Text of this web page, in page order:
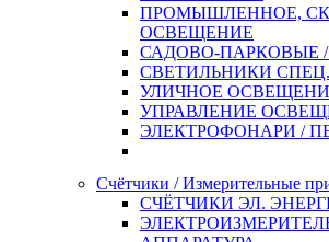
ПРОМЫШЛЕННОЕ,
ОСВЕЩЕНИЕ
САДОВО-ПАРКОВЫЕ /
СВЕТИЛЬНИКИ
УЛИЧНОЕ
УПРАВЛЕНИЕ
ЭЛЕКТРОФОНАРИ /
Счётчики / Измерительные
СЧЁТЧИКИ ЭЛ.